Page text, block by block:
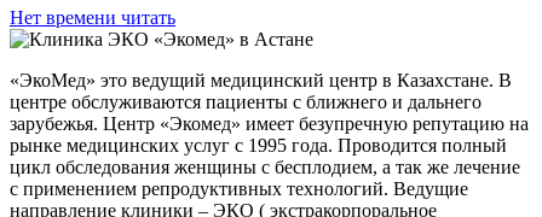
Нет времени читать
«ЭкоМед» это ведущий медицинский центр в Казахстане. В
центре обслуживаются пациенты с ближнего и дальнего
зарубежья. Центр «Экомед» имеет безупречную репутацию на
рынке медицинских услуг с 1995 года. Проводится полный
цикл обследования женщины с бесплодием, а так же лечение
с применением репродуктивных технологий. Ведущие
направление клиники – ЭКО ( экстракорпоральное